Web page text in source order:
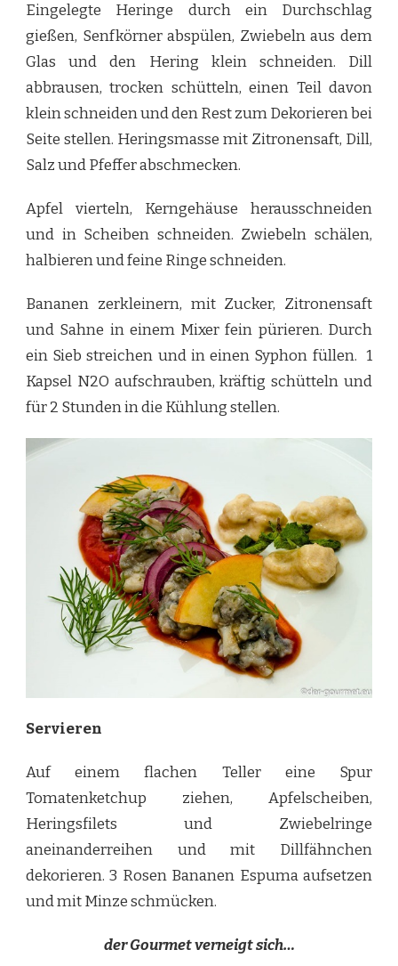
Eingelegte Heringe durch ein Durchschlag
gießen, Senfkörner abspülen, Zwiebeln aus dem
Glas und den Hering klein schneiden. Dill
abbrausen, trocken schütteln, einen Teil davon
klein schneiden und den Rest zum Dekorieren bei
Seite stellen. Heringsmasse mit Zitronensaft, Dill,
Salz und Pfeffer abschmecken.
Apfel vierteln, Kerngehäuse herausschneiden
und in Scheiben schneiden. Zwiebeln schälen,
halbieren und feine Ringe schneiden.
Bananen zerkleinern, mit Zucker, Zitronensaft
und Sahne in einem Mixer fein pürieren. Durch
ein Sieb streichen und in einen Syphon füllen. 1
Kapsel N2O aufschrauben, kräftig schütteln und
für 2 Stunden in die Kühlung stellen.
Servieren
Auf einem flachen Teller eine Spur
Tomatenketchup ziehen, Apfelscheiben,
Heringsfilets und Zwiebelringe
aneinanderreihen und mit Dillfähnchen
dekorieren. 3 Rosen Bananen Espuma aufsetzen
und mit Minze schmücken.
der Gourmet verneigt sich…